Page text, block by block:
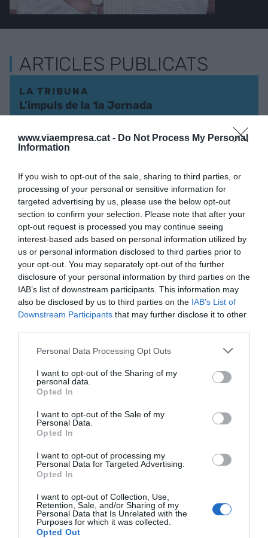
www.viaempresa.cat - Do Not Process My Personal
Information
If you wish to opt-out of the sale, sharing to third parties, or
processing of your personal or sensitive information for
targeted advertising by us, please use the below opt-out
section to confirm your selection. Please note that after your
opt-out request is processed you may continue seeing
interest-based ads based on personal information utilized by
us or personal information disclosed to third parties prior to
your opt-out. You may separately opt-out of the further
disclosure of your personal information by third parties on the
IAB’s list of downstream participants. This information may
also be disclosed by us to third parties on the IAB’s List of
Downstream Participants that may further disclose it to other
Personal Data Processing Opt Outs
I want to opt-out of the Sharing of my
personal data.
Opted In
I want to opt-out of the Sale of my
Personal Data.
Opted In
I want to opt-out of processing my
Personal Data for Targeted Advertising.
Opted In
I want to opt-out of Collection, Use,
Retention, Sale, and/or Sharing of my
Personal Data that Is Unrelated with the
Purposes for which it was collected.
Opted Out
ARTICLES PUBLICATS
LA TRIBUNA
L’impuls de la 1a Jornada
15 de desembre de 2025
JORDI MANENT
LA TRIBUNA
Un 'Manifest pel català a
l’empresa' necessari i
oportú
26 de juny de 2025
JORDI MANENT
Empresa
Qui som
Contacta'ns
Totmedia
EnpresaBIDEA
Última Hora
Economia
Opinió